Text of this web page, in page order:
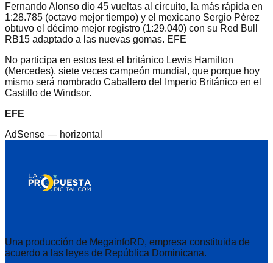
Fernando Alonso dio 45 vueltas al circuito, la más rápida en
1:28.785 (octavo mejor tiempo) y el mexicano Sergio Pérez
obtuvo el décimo mejor registro (1:29.040) con su Red Bull
RB15 adaptado a las nuevas gomas. EFE
No participa en estos test el británico Lewis Hamilton
(Mercedes), siete veces campeón mundial, que porque hoy
mismo será nombrado Caballero del Imperio Británico en el
Castillo de Windsor.
EFE
AdSense — horizontal
Una producción de MegainfoRD, empresa constituida de
acuerdo a las leyes de República Dominicana.